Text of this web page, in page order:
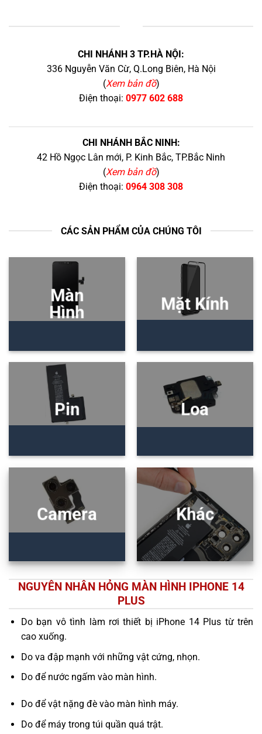
CHI NHÁNH 3 TP.HÀ NỘI:
336 Nguyễn Văn Cừ, Q.Long Biên, Hà Nội
(Xem bản đồ)
Điện thoại: 0977 602 688
CHI NHÁNH BẮC NINH:
42 Hồ Ngọc Lân mới, P. Kinh Bắc, TP.Bắc Ninh
(Xem bản đồ)
Điện thoại: 0964 308 308
CÁC SẢN PHẨM CỦA CHÚNG TÔI
Màn
Hình
Mặt Kính
Pin Loa
Camera Khác
NGUYÊN NHÂN HỎNG MÀN HÌNH IPHONE 14
PLUS
Do bạn vô tình làm rơi thiết bị iPhone 14 Plus từ trên
cao xuống.
Do va đập mạnh với những vật cứng, nhọn.
Do để nước ngấm vào màn hình.
Do để vật nặng đè vào màn hình máy.
Do để máy trong túi quần quá trật.